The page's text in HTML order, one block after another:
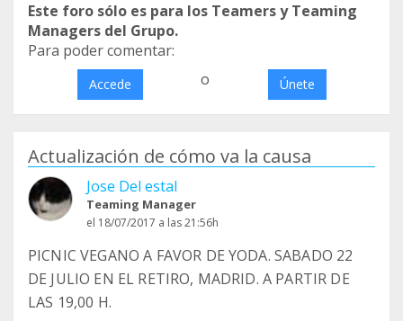
Este foro sólo es para los Teamers y Teaming
Managers del Grupo.
Para poder comentar:
Accede o Únete
Actualización de cómo va la causa
Jose Del estal
Teaming Manager
el 18/07/2017 a las 21:56h
PICNIC VEGANO A FAVOR DE YODA. SABADO 22
DE JULIO EN EL RETIRO, MADRID. A PARTIR DE
LAS 19,00 H.